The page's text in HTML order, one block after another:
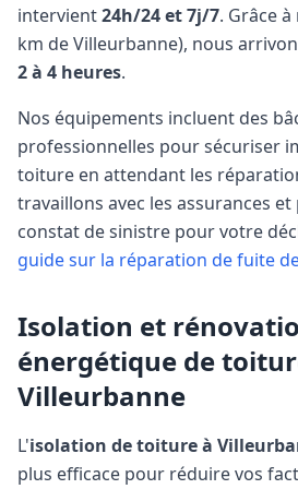
intervient24h/24 et 7j/7. Grâce
km deVilleurbanne), nous
2 à 4 heures.
Nos équipements incluent des
professionnelles pour sécuriser
toiture en attendant les
travaillons avec les assurances
constat de sinistre pour votre
guide sur la réparation de fuite
Isolation et
énergétique de
Villeurbanne
L'isolation de toiture à
plus efficace pour réduire vos